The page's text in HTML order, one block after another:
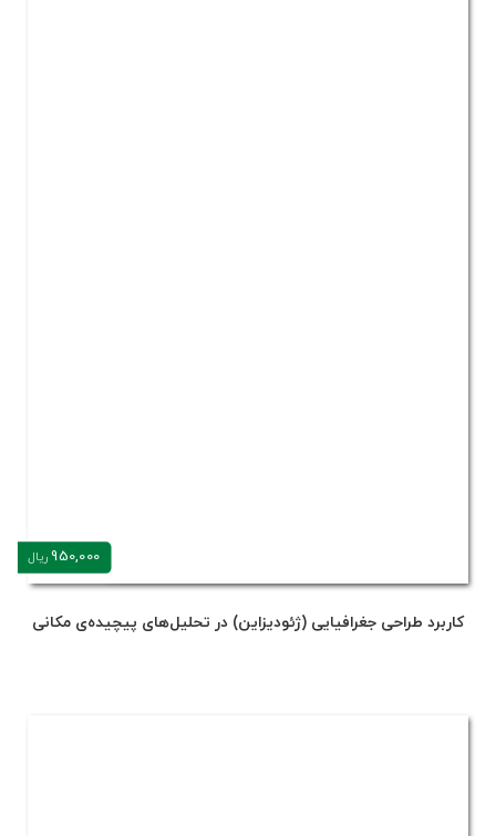
950,000ریال
کاربرد طراحی جغرافیایی (ژئودیزاین) در تحلیل‌های پیچیده‌ی مکانی